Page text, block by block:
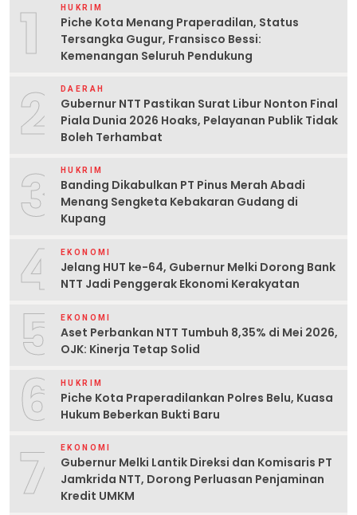
1 HUKRIM
Piche Kota Menang Praperadilan, Status
Tersangka Gugur, Fransisco Bessi:
Kemenangan Seluruh Pendukung
2 DAERAH
Gubernur NTT Pastikan Surat Libur Nonton Final
Piala Dunia 2026 Hoaks, Pelayanan Publik Tidak
Boleh Terhambat
3 HUKRIM
Banding Dikabulkan PT Pinus Merah Abadi
Menang Sengketa Kebakaran Gudang di
Kupang
4 EKONOMI
Jelang HUT ke-64, Gubernur Melki Dorong Bank
NTT Jadi Penggerak Ekonomi Kerakyatan
5 EKONOMI
Aset Perbankan NTT Tumbuh 8,35% di Mei 2026,
OJK: Kinerja Tetap Solid
6 HUKRIM
Piche Kota Praperadilankan Polres Belu, Kuasa
Hukum Beberkan Bukti Baru
7 EKONOMI
Gubernur Melki Lantik Direksi dan Komisaris PT
Jamkrida NTT, Dorong Perluasan Penjaminan
Kredit UMKM